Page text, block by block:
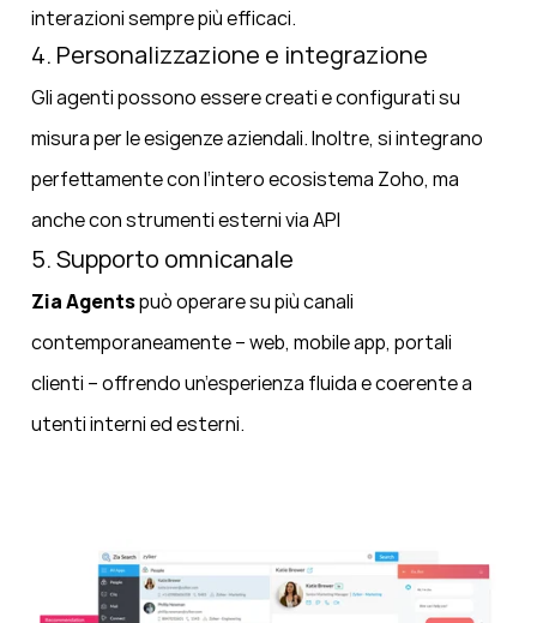
interazioni sempre più efficaci.
4. Personalizzazione e integrazione
Gli agenti possono essere creati e configurati su
misura per le esigenze aziendali. Inoltre, si integrano
perfettamente con l’intero ecosistema Zoho, ma
anche con strumenti esterni via API
5. Supporto omnicanale
Zia Agentspuò operare su più canali
contemporaneamente – web, mobile app, portali
clienti – offrendo un’esperienza fluida e coerente a
utenti interni ed esterni.